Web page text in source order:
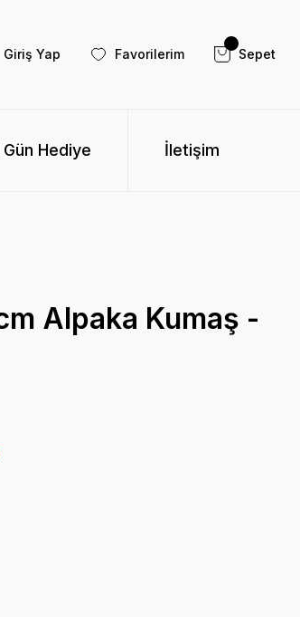
Giriş Yap Favorilerim Sepet
Hediye İletişim
Alpaka Kumaş -